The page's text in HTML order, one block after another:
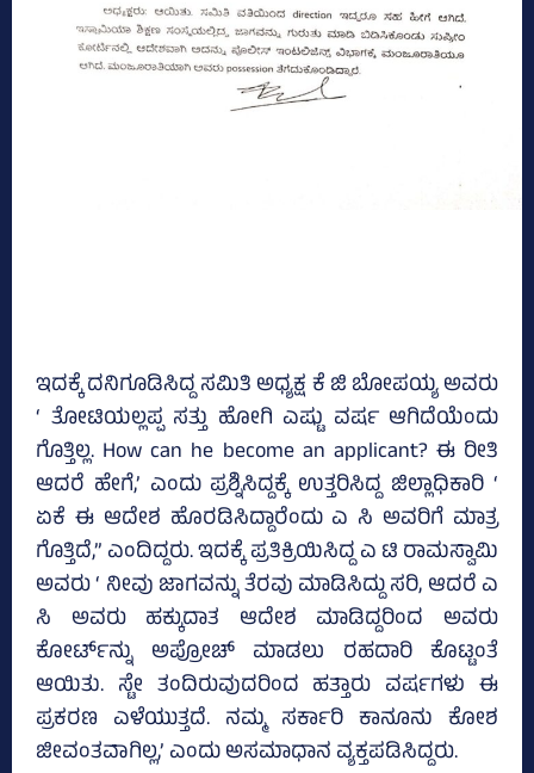
ಇದಕ್ಕೆ ದನಿಗೂಡಿಸಿದ್ದ ಸಮಿತಿ ಅಧ್ಯಕ್ಷ ಕೆ ಜಿ ಬೋಪಯ್ಯ ಅವರು
‘ ತೋಟಿಯಲ್ಲಪ್ಪ ಸತ್ತು ಹೋಗಿ ಎಷ್ಟು ವರ್ಷ ಆಗಿದೆಯೆಂದು
ಗೊತ್ತಿಲ್ಲ. How can he become an applicant? ಈ ರೀತಿ
ಆದರೆ ಹೇಗೆ,’ ಎಂದು ಪ್ರಶ್ನಿಸಿದ್ದಕ್ಕೆ ಉತ್ತರಿಸಿದ್ದ ಜಿಲ್ಲಾಧಿಕಾರಿ ‘
ಏಕೆ ಈ ಆದೇಶ ಹೊರಡಿಸಿದ್ದಾರೆಂದು ಎ ಸಿ ಅವರಿಗೆ ಮಾತ್ರ
ಗೊತ್ತಿದೆ,” ಎಂದಿದ್ದರು. ಇದಕ್ಕೆ ಪ್ರತಿಕ್ರಿಯಿಸಿದ್ದ ಎ ಟಿ ರಾಮಸ್ವಾಮಿ
ಅವರು ‘ ನೀವು ಜಾಗವನ್ನು ತೆರವು ಮಾಡಿಸಿದ್ದು ಸರಿ, ಆದರೆ ಎ
ಸಿ ಅವರು ಹಕ್ಕುದಾತ ಆದೇಶ ಮಾಡಿದ್ದರಿಂದ ಅವರು
ಕೋರ್ಟ್‌ನ್ನು ಅಪ್ರೋಚ್‌ ಮಾಡಲು ರಹದಾರಿ ಕೊಟ್ಟಂತೆ
ಆಯಿತು. ಸ್ಟೇ ತಂದಿರುವುದರಿಂದ ಹತ್ತಾರು ವರ್ಷಗಳು ಈ
ಪ್ರಕರಣ ಎಳೆಯುತ್ತದೆ. ನಮ್ಮ ಸರ್ಕಾರಿ ಕಾನೂನು ಕೋಶ
ಜೀವಂತವಾಗಿಲ್ಲ,’ ಎಂದು ಅಸಮಾಧಾನ ವ್ಯಕ್ತಪಡಿಸಿದ್ದರು.